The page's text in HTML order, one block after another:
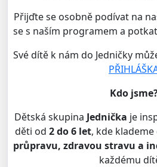
Přijďte se osobně podívat na
se s naším programem a
Své dítě k nám do Jedničky
Kdo
Dětská skupina Jednička je
děti od 2 do 6 let, kde
průpravu, zdravou stravu a
každému